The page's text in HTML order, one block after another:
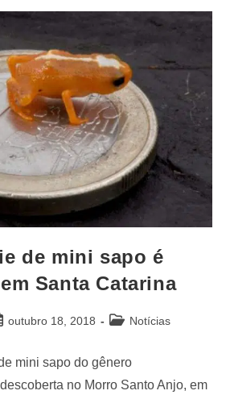
de mini sapo é
Santa Catarina
outubro 18, 2018 Notícias
mini sapo do gênero
no Morro Santo Anjo, em